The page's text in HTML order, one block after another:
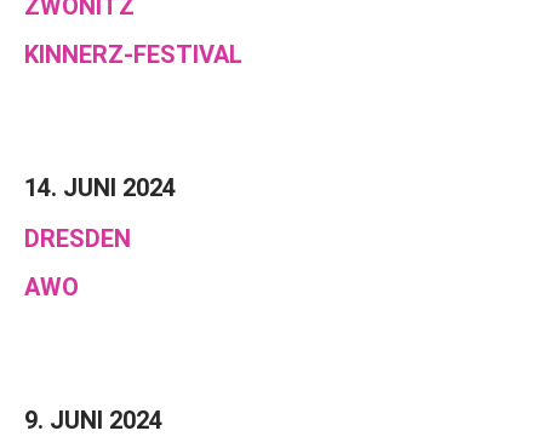
ZWÖNITZ
KINNERZ-FESTIVAL
14. JUNI 2024
DRESDEN
AWO
9. JUNI 2024